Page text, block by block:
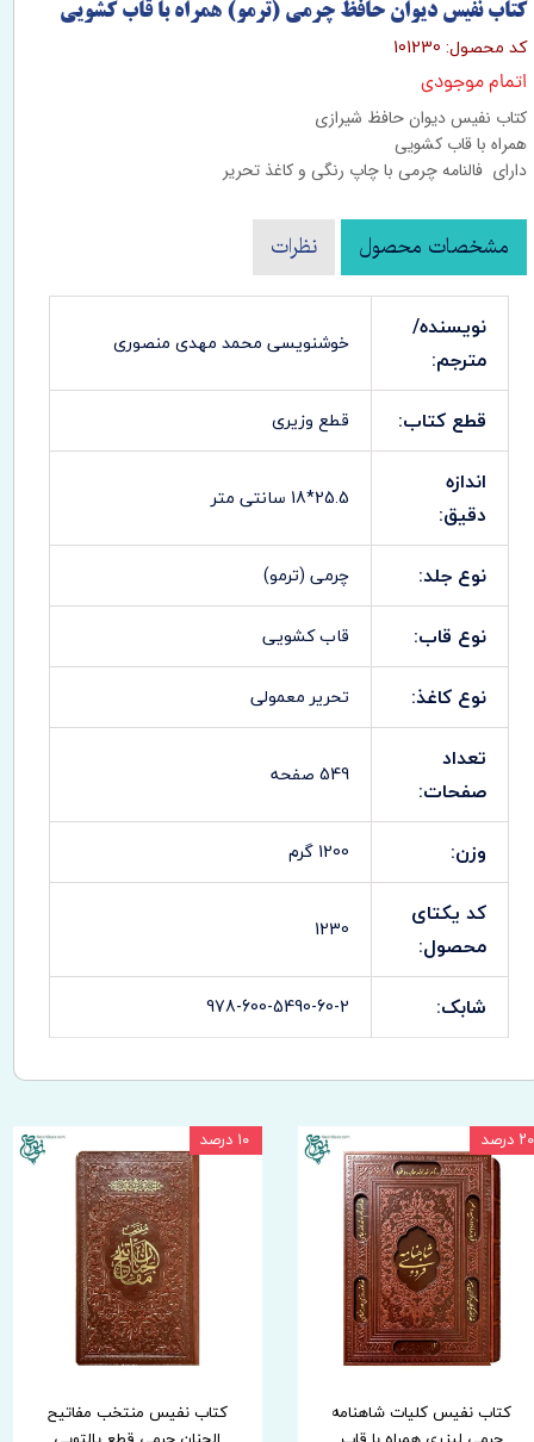
کتاب نفیس دیوان حافظ چرمی (ترمو) همراه با قاب کشویی
کد محصول: 101230
اتمام موجودی
کتاب نفیس دیوان حافظ شیرازی
همراه با قاب کشویی
دارای فالنامه چرمی با چاپ رنگی و کاغذ تحریر
مشخصات محصول نظرات
نویسنده/
مترجم:
خوشنویسی محمد مهدی منصوری
قطع کتاب: قطع وزیری
اندازه
دقیق:
25.5*18 سانتی متر
نوع جلد: چرمی (ترمو)
نوع قاب: قاب کشویی
نوع کاغذ: تحریر معمولی
تعداد
صفحات:
549 صفحه
وزن: 1200 گرم
کد یکتای
محصول:
1230
شابک: 978-600-5490-60-2
کتاب نفیس کلیات شاهنامه
۲۰ درصد
کتاب نفیس منتخب مفاتیح
۱۰ درصد